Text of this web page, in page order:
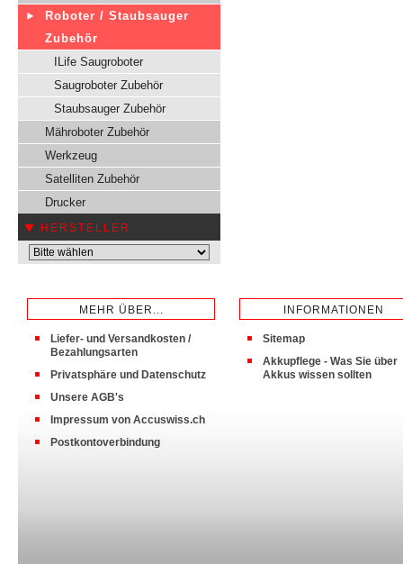
Roboter / Staubsauger
Zubehör
ILife Saugroboter
Saugroboter Zubehör
Staubsauger Zubehör
Mähroboter Zubehör
Werkzeug
Satelliten Zubehör
Drucker
HERSTELLER
MEHR ÜBER...
Liefer- und Versandkosten /
Bezahlungsarten
Privatsphäre und Datenschutz
Unsere AGB's
Impressum von Accuswiss.ch
Postkontoverbindung
INFORMATIONEN
Sitemap
Akkupflege - Was Sie über
Akkus wissen sollten